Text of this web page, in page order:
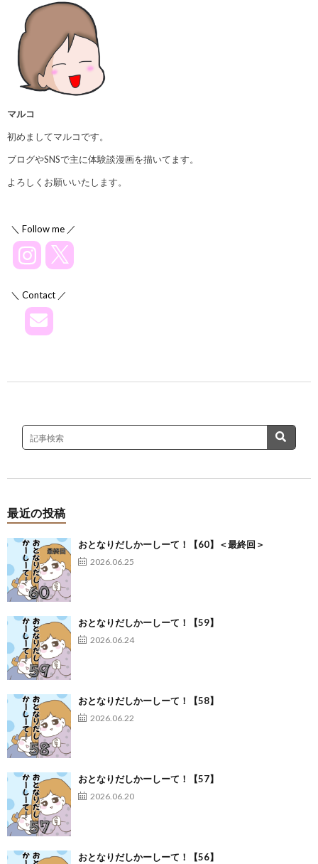
マルコ
初めましてマルコです。
ブログやSNSで主に体験談漫画を描いてます。
よろしくお願いいたします。
＼ Follow me ／
＼ Contact ／
最近の投稿
おとなりだしかーしーて！【60】＜最終回＞
2026.06.25
おとなりだしかーしーて！【59】
2026.06.24
おとなりだしかーしーて！【58】
2026.06.22
おとなりだしかーしーて！【57】
2026.06.20
おとなりだしかーしーて！【56】